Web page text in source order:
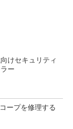
けセキュリティ
ー
ープを修理する